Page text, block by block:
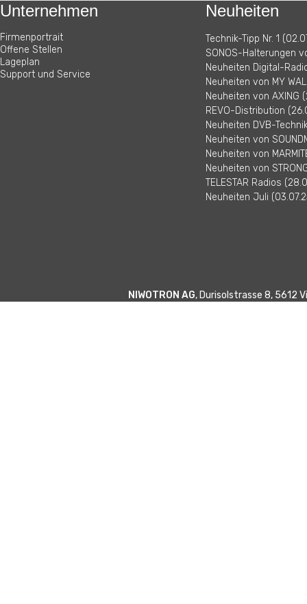
Unternehmen
Firmenportrait
Offene Stellen
Lageplan
Support und Service
Neuheiten
Technik-Tipp Nr. 1
SONOS-Halterungen
Neuheiten Digital-
Neuheiten von MY
Neuheiten von AXING
REVO-Distribution
Neuheiten DVB-
Neuheiten von
Neuheiten von
Neuheiten von
TELESTAR Radios
Neuheiten Juli
NIWOTRON AG, Durisolstrasse 8, 5612